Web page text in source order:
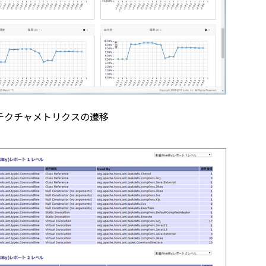
クチャメトリクスの遷移